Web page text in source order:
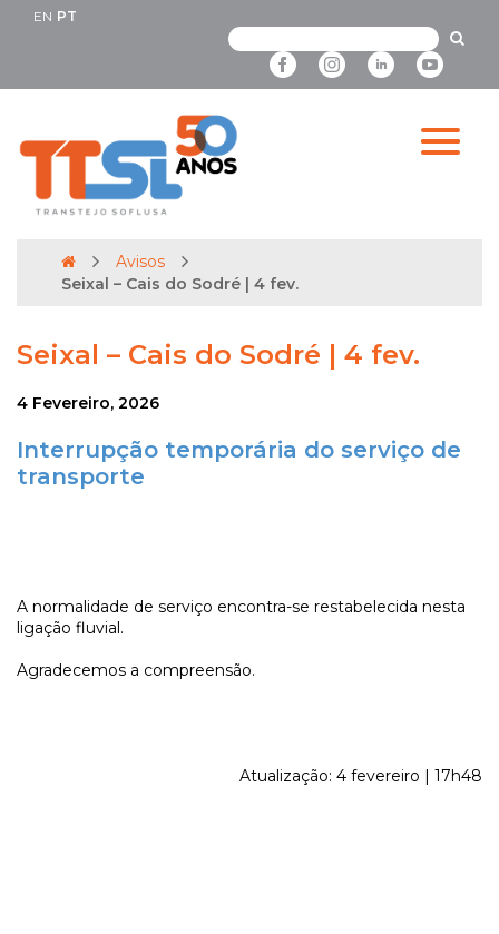
EN PT
Avisos
Seixal – Cais do Sodré | 4 fev.
Seixal – Cais do Sodré | 4 fev.
4 Fevereiro, 2026
Interrupção temporária do serviço de
transporte
A normalidade de serviço encontra-se restabelecida nesta
ligação fluvial.
Agradecemos a compreensão.
Atualização: 4 fevereiro | 17h48